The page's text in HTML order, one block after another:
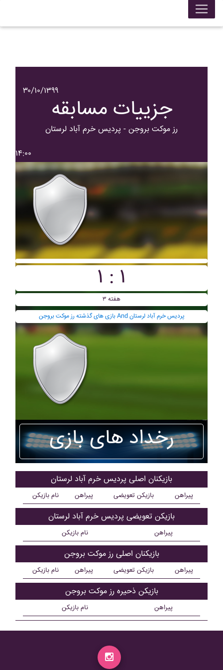
۳۰/۱۰/۱۳۹۹
جزییات مسابقه
رز موکت بروجن - پرديس خرم آباد لرستان
۱۴:۰۰
۱ : ۱
هفته ۳
بازی های گذشته رز موکت بروجن And پرديس خرم آباد لرستان
رخداد های بازی
بازیکنان اصلی پرديس خرم آباد لرستان
نام بازیکن پیراهن بازیکن تعویضی پیراهن
بازیکن تعویضی پرديس خرم آباد لرستان
نام بازیکن پیراهن
بازیکنان اصلی رز موکت بروجن
نام بازیکن پیراهن بازیکن تعویضی پیراهن
بازیکن ذحیره رز موکت بروجن
نام بازیکن پیراهن